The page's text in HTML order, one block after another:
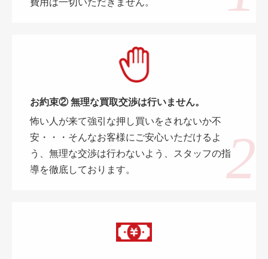
費用は一切いただきません。
お約束② 無理な買取交渉は行いません。
怖い人が来て強引な押し買いをされないか不
安・・・そんなお客様にご安心いただけるよ
う、無理な交渉は行わないよう、スタッフの指
導を徹底しております。